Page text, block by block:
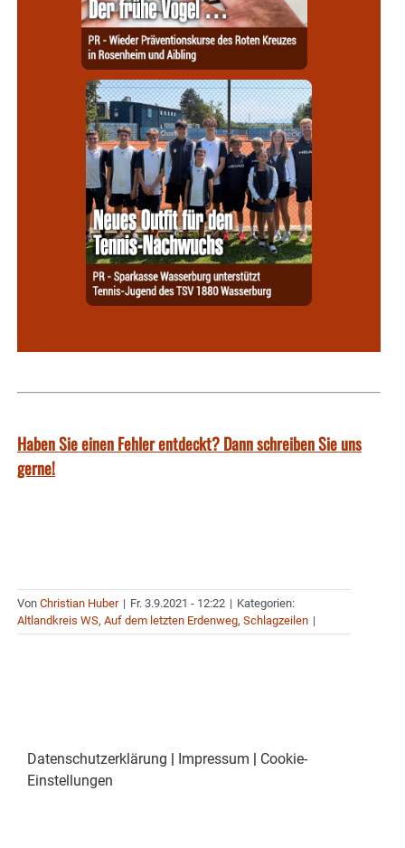
Haben Sie einen Fehler entdeckt? Dann schreiben Sie uns
gerne!
Von Christian Huber | Fr. 3.9.2021 - 12:22 | Kategorien:
Altlandkreis WS, Auf dem letzten Erdenweg, Schlagzeilen |
Datenschutzerklärung | Impressum | Cookie-
Einstellungen